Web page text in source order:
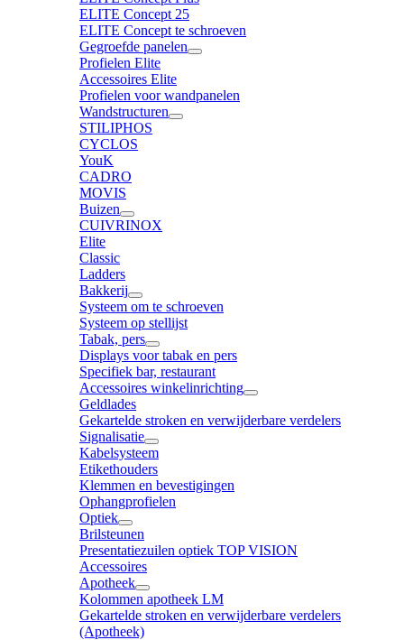
ELITE Concept 25
ELITE Concept te schroeven
Gegroefde panelen
Profielen Elite
Accessoires Elite
Profielen voor wandpanelen
Wandstructuren
STILIPHOS
CYCLOS
YouK
CADRO
MOVIS
Buizen
CUIVRINOX
Elite
Classic
Ladders
Bakkerij
Systeem om te schroeven
Systeem op stellijst
Tabak, pers
Displays voor tabak en pers
Specifiek bar, restaurant
Accessoires winkelinrichting
Geldlades
Gekartelde stroken en verwijderbare verdelers
Signalisatie
Kabelsysteem
Etikethouders
Klemmen en bevestigingen
Ophangprofielen
Optiek
Brilsteunen
Presentatiezuilen optiek TOP VISION
Accessoires
Apotheek
Kolommen apotheek LM
Gekartelde stroken en verwijderbare verdelers
(Apotheek)